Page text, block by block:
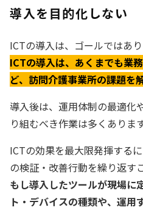
導入を目的化しない
ICTの導入は、ゴールではあり
ICTの導入は、あくまでも業
ど、訪問介護事業所の課題を
導入後は、運用体制の最適化
り組むべき作業は多くあります
ICTの効果を最大限発揮する
の検証・改善行動を繰り返す
もし導入したツールが現場に
ト・デバイスの種類や、運用